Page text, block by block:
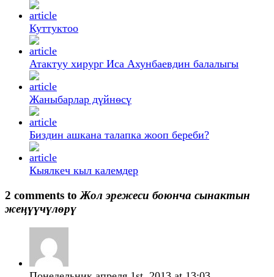
Куттуктоо
Атактуу хирург Иса Ахунбаевдин балалыгы
Жаныбарлар дүйнѳсү
Биздин ашкана талапка жооп береби?
Кыялкеч кыл калемдер
2 comments to Жол эрежеси боюнча сынактын
жеңүүчүлѳрү